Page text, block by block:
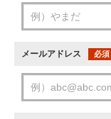
メールアドレス 必須